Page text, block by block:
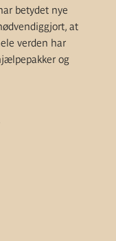
betydet nye
at
verden har
og